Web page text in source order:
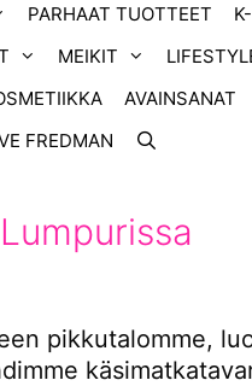
PARHAAT TUOTTEET
MEIKIT
AVAINSANAT
FREDMAN
pikkutalomme,